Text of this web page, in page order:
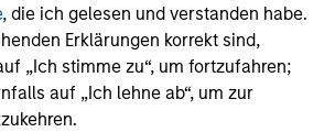
, die ich gelesen und verstanden habe.
Erklärungen korrekt sind,
„Ich stimme zu“, um fortzufahren;
auf „Ich lehne ab“, um zur
verfügbaren Unterlagen beziehen
der Morgan Stanley Investment
Reihe. Bitte beachten Sie, dass nicht
Ländern verfügbar sind und Teilfonds
Wohnsitz in Ländern verfügbar sind,
bzw. Verfügbarkeit des Materials